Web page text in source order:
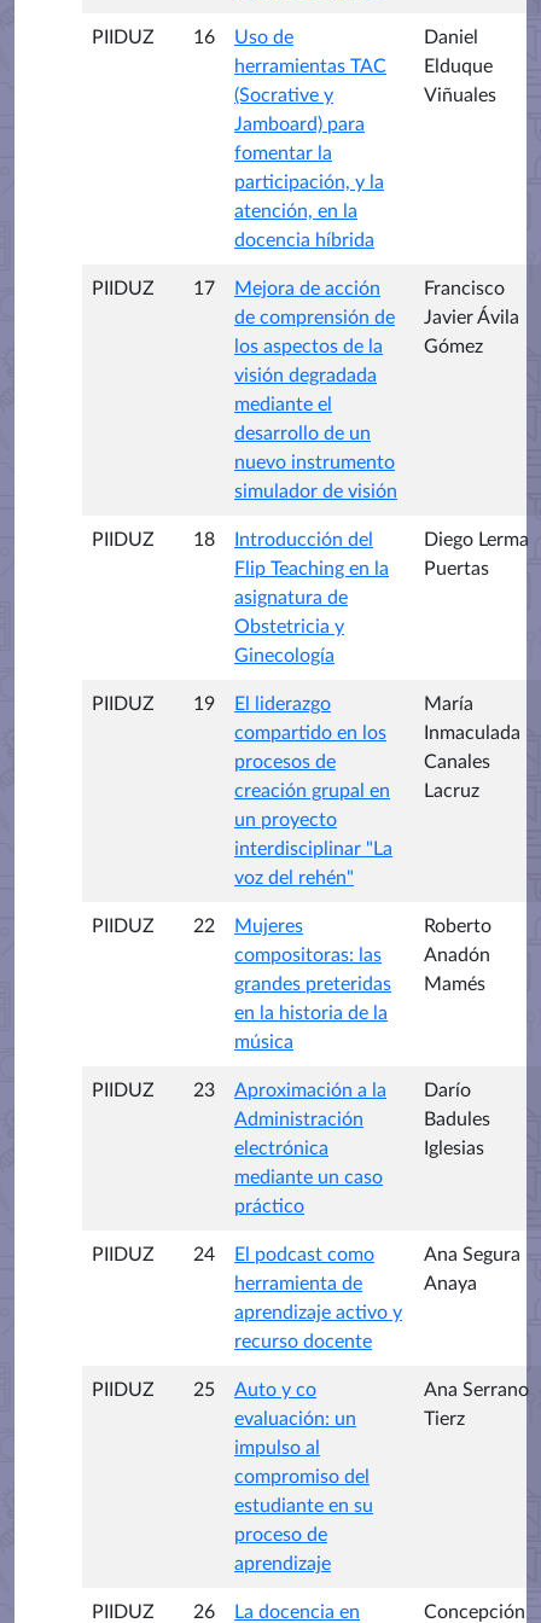
PIIDUZ 16
Uso de
herramientas TAC
(Socrative y
Jamboard) para
fomentar la
participación, y la
atención, en la
docencia híbrida
Daniel
Elduque
Viñuales
PIIDUZ 17
Mejora de acción
de comprensión de
los aspectos de la
visión degradada
mediante el
desarrollo de un
nuevo instrumento
simulador de visión
Francisco
Javier Ávila
Gómez
PIIDUZ 18
Introducción del
Flip Teaching en la
asignatura de
Obstetricia y
Ginecología
Diego Lerma
Puertas
PIIDUZ 19
El liderazgo
compartido en los
procesos de
creación grupal en
un proyecto
interdisciplinar "La
voz del rehén"
María
Inmaculada
Canales
Lacruz
PIIDUZ 22
Mujeres
compositoras: las
grandes preteridas
en la historia de la
música
Roberto
Anadón
Mamés
PIIDUZ 23
Aproximación a la
Administración
electrónica
mediante un caso
práctico
Darío
Badules
Iglesias
PIIDUZ 24
El podcast como
herramienta de
aprendizaje activo y
recurso docente
Ana Segura
Anaya
PIIDUZ 25
Auto y co
evaluación: un
impulso al
compromiso del
estudiante en su
proceso de
aprendizaje
Ana Serrano
Tierz
PIIDUZ 26
La docencia en
Concepción